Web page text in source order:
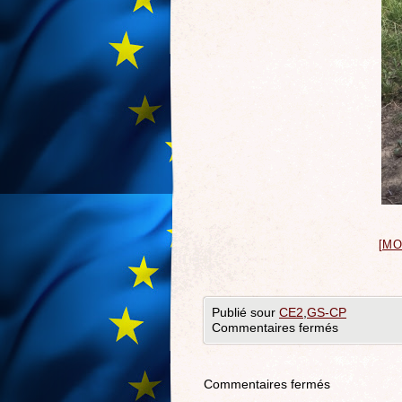
Publié sour CE2 GS-CP
Commentaires fermés
Commentaires fermés